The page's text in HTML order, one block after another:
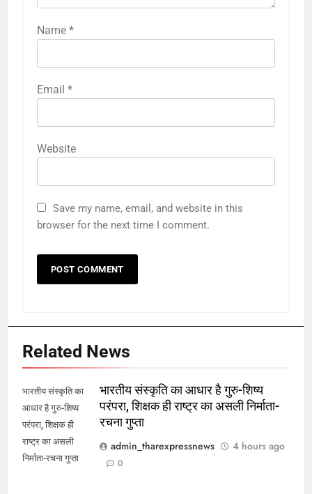
Name *
Email *
Website
Save my name, email, and website in this
browser for the next time I comment.
Related News
भारतीय संस्कृति का
आधार है गुरु-शिष्य
परंपरा, शिक्षक ही
राष्ट्र का असली
निर्माता-रचना गुप्ता
भारतीय संस्कृति का आधार है गुरु-शिष्य
परंपरा, शिक्षक ही राष्ट्र का असली निर्माता-
रचना गुप्ता
admin_tharexpressnews
4 hours ago
0